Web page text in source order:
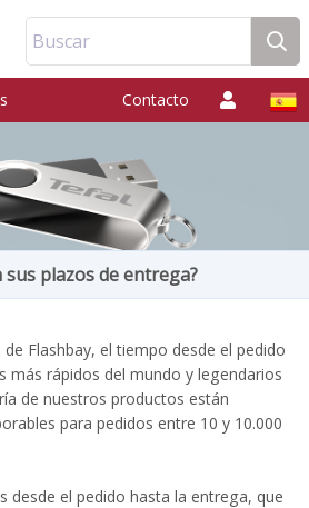
Buscar
Contacto
sus plazos de entrega?
Flashbay, el tiempo desde el pedido
más rápidos del mundo y legendarios
de nuestros productos están
para pedidos entre 10 y 10.000
desde el pedido hasta la entrega, que